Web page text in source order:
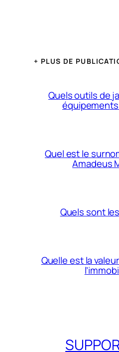
+ PLUS DE
Quels outils de
Quel est le
Amadeus
Quels sont
Quelle est la